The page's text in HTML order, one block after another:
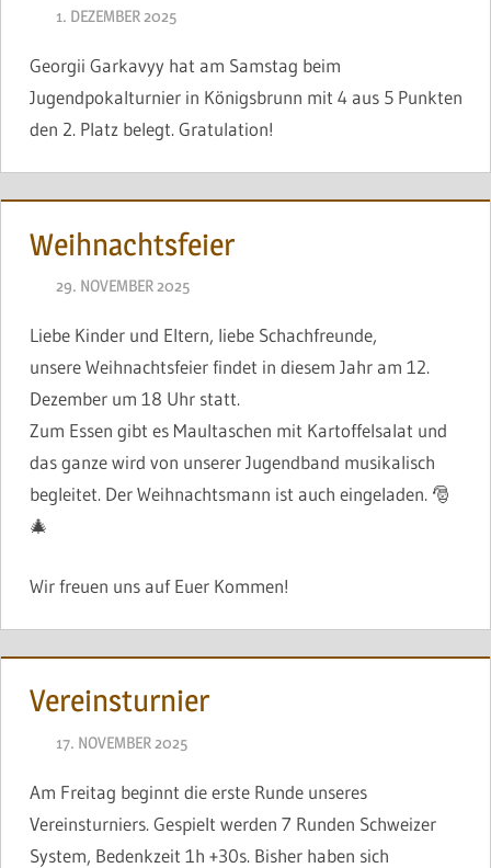
1. DEZEMBER 2025
Georgii Garkavyy hat am Samstag beim
Jugendpokalturnier in Königsbrunn mit 4 aus 5 Punkten
den 2. Platz belegt. Gratulation!
Weihnachtsfeier
29. NOVEMBER 2025
Liebe Kinder und Eltern, liebe Schachfreunde,
unsere Weihnachtsfeier findet in diesem Jahr am 12.
Dezember um 18 Uhr statt.
Zum Essen gibt es Maultaschen mit Kartoffelsalat und
das ganze wird von unserer Jugendband musikalisch
begleitet. Der Weihnachtsmann ist auch eingeladen. 🎅
🎄
Wir freuen uns auf Euer Kommen!
Vereinsturnier
17. NOVEMBER 2025
Am Freitag beginnt die erste Runde unseres
Vereinsturniers. Gespielt werden 7 Runden Schweizer
System, Bedenkzeit 1h +30s. Bisher haben sich